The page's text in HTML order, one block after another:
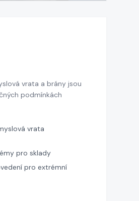
vrata a brány jsou
podmínkách
vrata
pro sklady
pro extrémní